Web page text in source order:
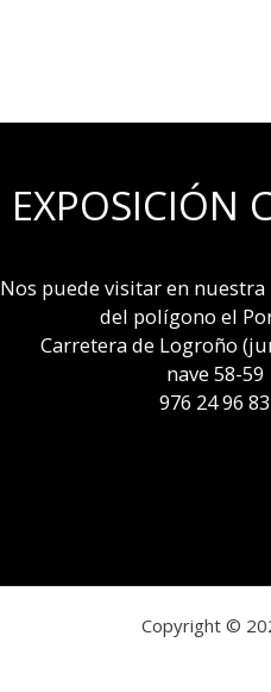
EXPOSICIÓN
Nos puede visitar en
del polígono el
Carretera de Logroño
nave 58-59
976 24 96 83
Copyright ©